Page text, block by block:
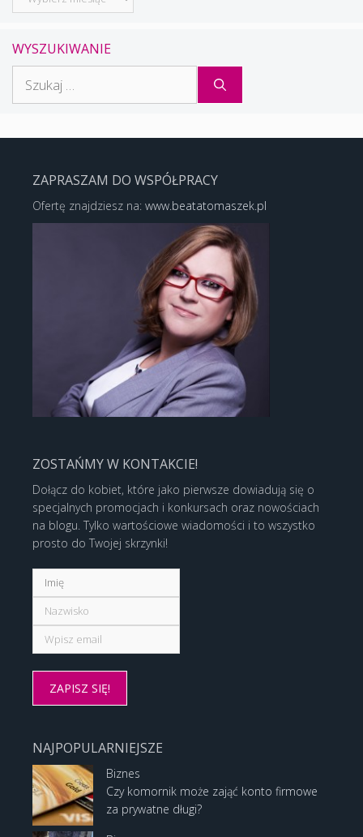
WYSZUKIWANIE
ZAPRASZAM DO WSPÓŁPRACY
Ofertę znajdziesz na: www.beatatomaszek.pl
ZOSTAŃMY W KONTAKCIE!
Dołącz do kobiet, które jako pierwsze dowiadują się o
specjalnych promocjach i konkursach oraz nowościach
na blogu. Tylko wartościowe wiadomości i to wszystko
prosto do Twojej skrzynki!
NAJPOPULARNIEJSZE
Biznes
Czy komornik może zająć konto firmowe
za prywatne długi?